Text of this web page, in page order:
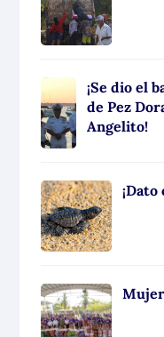
¡Se dio el
de Pez
Angelito!